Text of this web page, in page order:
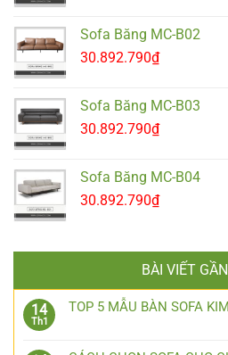
Sofa Băng MC-B02
30.892.790₫
Sofa Băng MC-B03
30.892.790₫
Sofa Băng MC-B04
30.892.790₫
BÀI VIẾT
14
Th1
TOP 5 MẪU BÀN SOFA